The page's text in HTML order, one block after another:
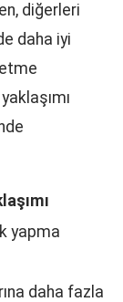
diğerleri
daha iyi
yapma
daha fazla